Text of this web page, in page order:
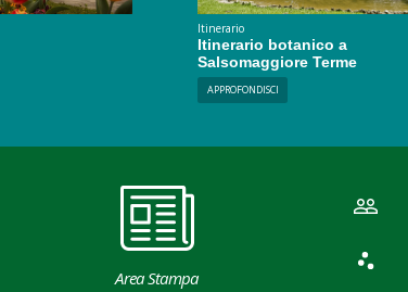
Itinerario
Itinerario botanico a
Salsomaggiore Terme
APPROFONDISCI
Area Stampa